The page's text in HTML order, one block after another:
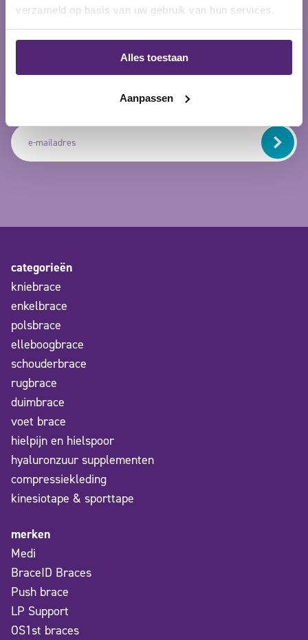
verzameld op basis van uw gebruik van hun services.
Alles toestaan
Aanpassen
categorieën
kniebrace
enkelbrace
polsbrace
elleboogbrace
schouderbrace
rugbrace
duimbrace
voet brace
hielpijn en hielspoor
hyaluronzuur supplementen
compressiekleding
kinesiotape & sporttape
merken
Medi
BraceID Braces
Push brace
LP Support
OS1st braces